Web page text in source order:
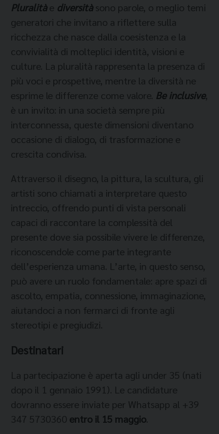
Pluralitàe diversità sono parole, o meglio temi
generatori che invitano a riflettere sulla
ricchezza che nasce dalla coesistenza e la
convivialità di molteplici identità, visioni e
culture. La pluralità rappresenta la presenza di
più voci e prospettive, mentre la diversità ne
esprime le differenze come valore. Be inclusive,
è un invito: in una società sempre più
interconnessa, queste dimensioni diventano
occasione di dialogo, di trasformazione e
crescita condivisa.
Attraverso il disegno, la pittura, la scultura, gli
artisti sono chiamati a interpretare questo
intreccio, offrendo punti di vista personali
capaci di raccontare la complessità del
presente dove sia possibile vivere le differenze,
riconoscendole come parte integrante
dell’esperienza umana. L’arte, in questo senso,
può avere un ruolo fondamentale: apre spazi di
ascolto, empatia, connessione, immaginazione,
aiutandoci a non fermarci di fronte agli
stereotipi e pregiudizi.
Destinatari
La partecipazione è aperta agli under 35 (nati
dopo il 1 gennaio 1991). Le candidature
dovranno essere inviate per Whatsapp al +39
347 5730360 entro il 15 maggio.